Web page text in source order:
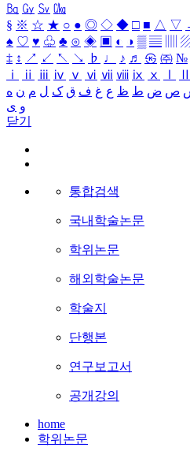
㏃ ㏉ ㏜ ㏆
§ ※ ☆ ★ ○ ● ◎ ◇ ◆ □ ■ △ ▽
♠ ♡ ♥ ♧ ♣ ⊙ ◈ ▣ ◐ ◑ ▒ ▤
‡ ↕ ↗ ↙ ↖ ↘ ♭ ♩ ♪ ♬ ㉿ ㈜ №
ⅰ
ⅱ ⅲ ⅳ ⅴ ⅵ ⅶ ⅷ ⅸ ⅹ
ص ض ط ظ ع غ ف ق ک ل م ن ه
و ی
닫기
통합검색
국내학술논문
학위논문
해외학술논문
학술지
단행본
연구보고서
공개강의
home
학위논문